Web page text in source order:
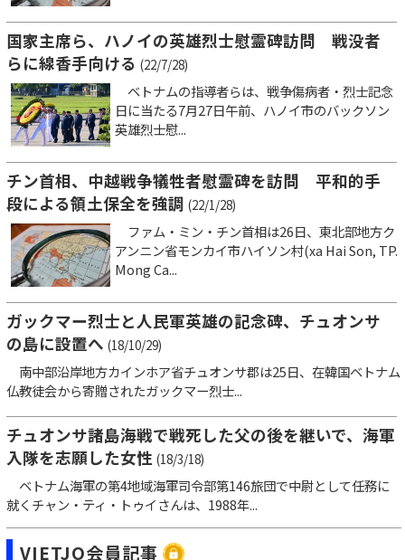
国家主席ら、ハノイの英雄烈士慰霊碑訪問 戦没者
らに線香手向ける (22/7/28)
ベトナムの指導者らは、戦争傷病者・烈士記念
日に当たる7月27日午前、ハノイ市のバックソン
英雄烈士慰...
チン首相、中越戦争犠牲者慰霊碑を訪問 平和的手
段による領土保全を強調 (22/1/28)
ファム・ミン・チン首相は26日、東北部地方ク
アンニン省モンカイ市ハイソン村(xa Hai Son, TP.
Mong Ca...
ガックマー烈士と人民軍英雄の記念碑、チュオンサ
の島に設置へ (18/10/29)
南中部沿岸地方カインホア省チュオンサ郡は25日、在韓国ベトナム
仏教徒会から寄贈されたガックマー烈士...
チュオンサ諸島海戦で戦死した父の後を継いで、海軍
入隊を志願した女性 (18/3/18)
ベトナム海軍の第4地域海軍司令部第146旅団で中尉として任務に
就くチャン・ティ・トゥイさんは、1988年...
VIETJO会員記事